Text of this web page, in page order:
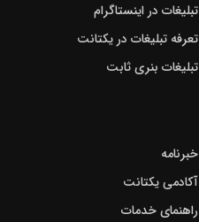
تبلیغات در اینستاگرام
تعرفه تبلیغات در یکتانت
تبلیغات بنری ثابت
خبرنامه
آکادمی یکتانت
راهنمای خدمات